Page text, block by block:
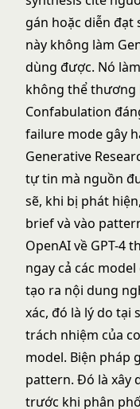
gán hoặc diễn đạt
này không làm
dùng được. Nó
không thể thương
Confabulation
failure mode gây
Generative
tự tin mà nguồn
sẽ, khi bị phát
brief và vào
OpenAI về GPT-4
ngay cả các
tạo ra nội dung
xác, đó là lý do tại
trách nhiệm của
model. Biện pháp
pattern. Đó là xây
trước khi phân